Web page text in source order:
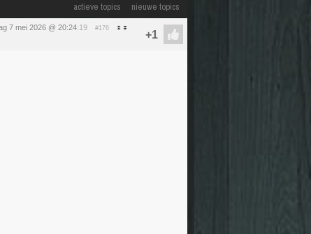
actieve topics nieuwe topics
7 mei 2026 @ 20:24:19 #176